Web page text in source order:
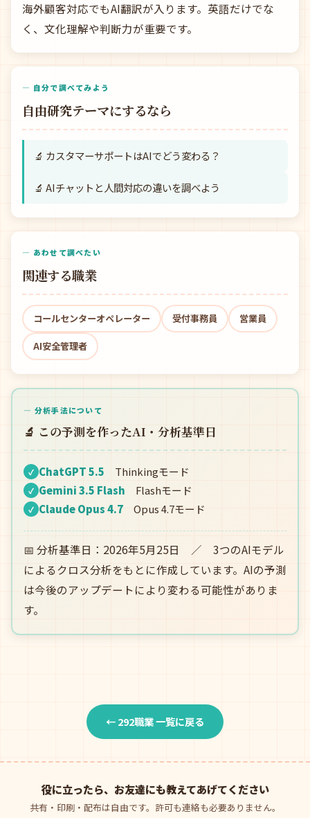
海外顧客対応でもAI翻訳が入ります。英語だけでな
く、文化理解や判断力が重要です。
— 自分で調べてみよう
自由研究テーマにするなら
🔬 カスタマーサポートはAIでどう変わる？
🔬 AIチャットと人間対応の違いを調べよう
— あわせて調べたい
関連する職業
コールセンターオペレーター 受付事務員 営業員
AI安全管理者
— 分析手法について
🔬 この予測を作ったAI・分析基準日
✓ ChatGPT 5.5 Thinkingモード
✓ Gemini 3.5 Flash Flashモード
✓ Claude Opus 4.7 Opus 4.7モード
📅 分析基準日：2026年5月25日 ／ 3つのAIモデル
によるクロス分析をもとに作成しています。AIの予測
は今後のアップデートにより変わる可能性がありま
す。
← 292職業 一覧に戻る
役に立ったら、お友達にも教えてあげてください
共有・印刷・配布は自由です。許可も連絡も必要ありません。